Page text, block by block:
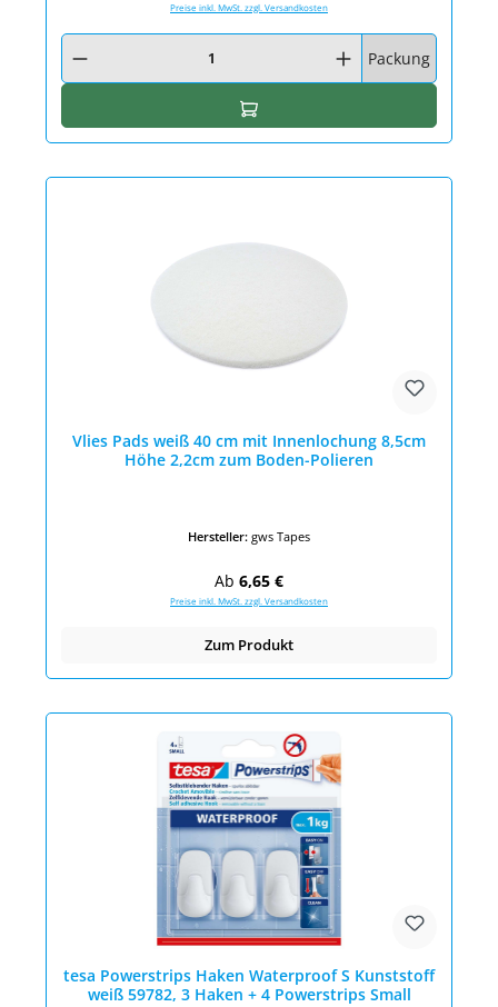
Preise inkl. MwSt. zzgl. Versandkosten
Produkt Anzahl: Gib den gewünschten Wert ein oder benutze die
Packung
In den Warenkorb
Vlies Pads weiß 40 cm mit Innenlochung 8,5cm
Höhe 2,2cm zum Boden-Polieren
Hersteller: gws Tapes
Regulärer Preis:
Ab 6,65 €
Preise inkl. MwSt. zzgl. Versandkosten
Zum Produkt
tesa Powerstrips Haken Waterproof S Kunststoff
weiß 59782, 3 Haken + 4 Powerstrips Small